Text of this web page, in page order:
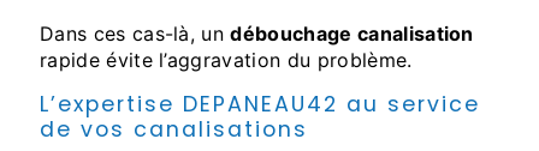
Dans ces cas-là, undébouchage canalisation
rapide évite l’aggravation du problème.
L’expertise DEPANEAU42 au service
de vos canalisations